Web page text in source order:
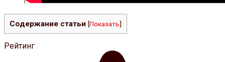
Содержание статьи [Показать]
Рейтинг